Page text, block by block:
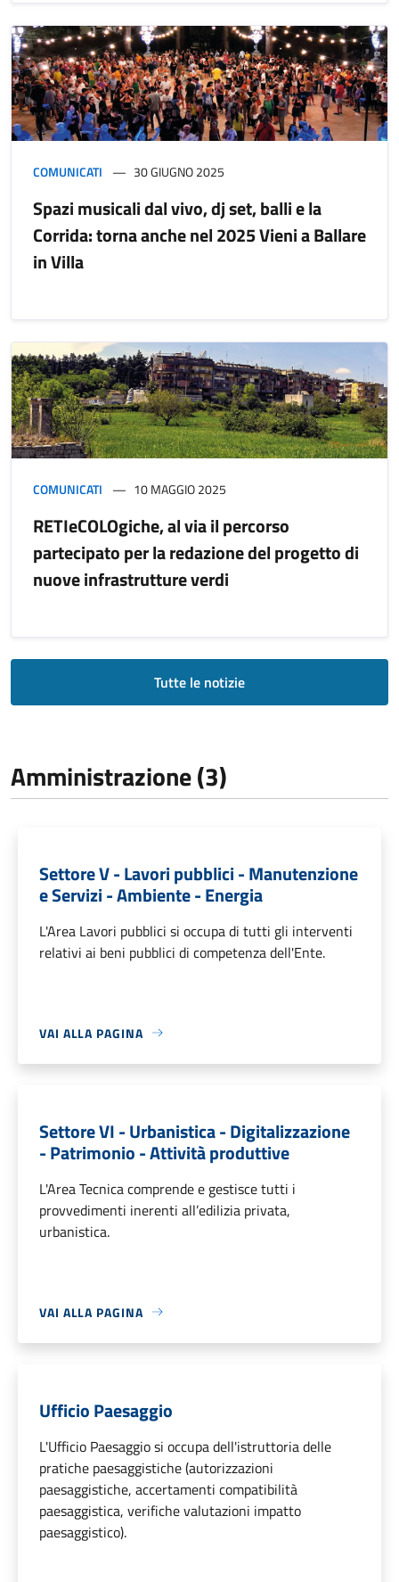
COMUNICATI 30 GIUGNO 2025
Spazi musicali dal vivo, dj set, balli e la
Corrida: torna anche nel 2025 Vieni a Ballare
in Villa
COMUNICATI 10 MAGGIO 2025
RETIeCOLOgiche, al via il percorso
partecipato per la redazione del progetto di
nuove infrastrutture verdi
Tutte le notizie
Amministrazione (3)
Settore V - Lavori pubblici - Manutenzione
e Servizi - Ambiente - Energia
L'Area Lavori pubblici si occupa di tutti gli interventi
relativi ai beni pubblici di competenza dell'Ente.
VAI ALLA PAGINA
Settore VI - Urbanistica - Digitalizzazione
- Patrimonio - Attività produttive
L'Area Tecnica comprende e gestisce tutti i
provvedimenti inerenti all’edilizia privata,
urbanistica.
VAI ALLA PAGINA
Ufficio Paesaggio
L'Ufficio Paesaggio si occupa dell'istruttoria delle
pratiche paesaggistiche (autorizzazioni
paesaggistiche, accertamenti compatibilità
paesaggistica, verifiche valutazioni impatto
paesaggistico).